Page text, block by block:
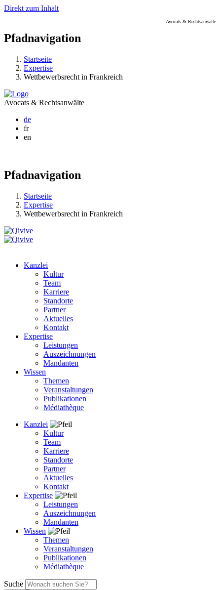
Direkt zum Inhalt
Avocats & Rechtsanwälte
Pfadnavigation
Startseite
Expertise
Wettbewerbsrecht in Frankreich
Avocats & Rechtsanwälte
de
fr
en
Pfadnavigation
Startseite
Expertise
Wettbewerbsrecht in Frankreich
Kanzlei
Kultur
Team
Karriere
Standorte
Partner
Aktuelles
Kontakt
Expertise
Leistungen
Auszeichnungen
Mandanten
Wissen
Themen
Veranstaltungen
Publikationen
Médiathèque
Kanzlei
Kultur
Team
Karriere
Standorte
Partner
Aktuelles
Kontakt
Expertise
Leistungen
Auszeichnungen
Mandanten
Wissen
Themen
Veranstaltungen
Publikationen
Médiathèque
Suche